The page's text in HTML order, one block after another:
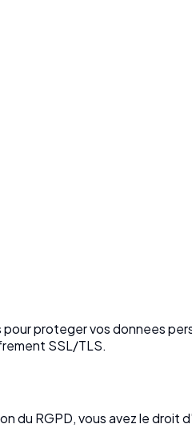
proteger vos donnees
SSL/TLS.
RGPD, vous avez le droit